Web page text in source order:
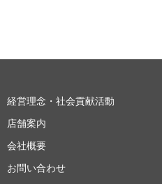
経営理念・社会貢献活動
店舗案内
会社概要
お問い合わせ